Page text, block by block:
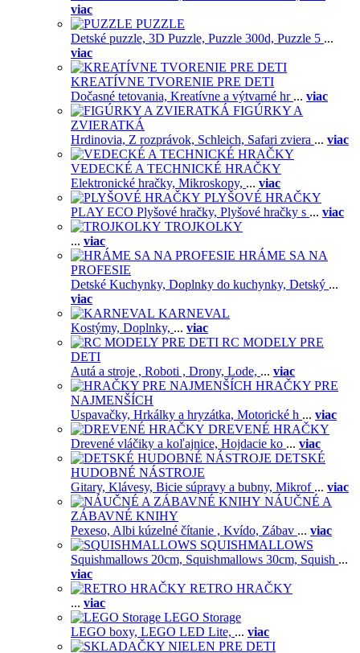
viac
PUZZLE
Detské puzzle, 3D Puzzle, Puzzle 300d, Puzzle 5 ...
viac
KREATÍVNE TVORENIE PRE DETI
Dočasné tetovania, Kreatívne a výtvarné hr ... viac
FIGÚRKY A
ZVIERATKÁ
Hrdinovia, Z rozprávok, Schleich, Safari zviera ... viac
VEDECKÉ A TECHNICKÉ HRAČKY
Elektronické hračky, Mikroskopy, ... viac
PLYŠOVÉ HRAČKY
PLAY ECO Plyšové hračky, Plyšové hračky s ... viac
TROJKOLKY
... viac
HRÁME SA NA
PROFESIE
Detské Kuchynky, Doplnky do kuchynky, Detský ...
viac
KARNEVAL
Kostýmy, Doplnky, ... viac
RC MODELY PRE
DETI
Autá a stroje , Roboti , Drony, Lode, ... viac
HRAČKY PRE
NAJMENŠÍCH
Uspavačky, Hrkálky a hryzátka, Motorické h ... viac
DREVENÉ HRAČKY
Drevené vláčiky a koľajnice, Hojdacie ko ... viac
DETSKÉ
HUDOBNÉ NÁSTROJE
Gitary, Klávesy, Bicie súpravy a bubny, Mikrof ... viac
NÁUČNÉ A
ZÁBAVNÉ KNIHY
Pexeso, Albi kúzelné čítanie , Kvído, Zábav ... viac
SQUISHMALLOWS
Squishmallows 20cm, Squishmallows 30cm, Squish ...
viac
RETRO HRAČKY
... viac
LEGO Storage
LEGO boxy, LEGO LED Lite, ... viac